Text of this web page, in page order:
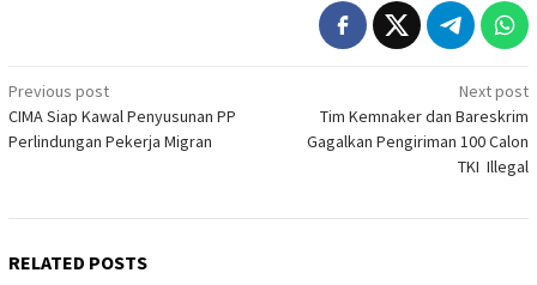
Post
navigation
Previous post
CIMA Siap Kawal Penyusunan PP
Perlindungan Pekerja Migran
Next post
Tim Kemnaker dan Bareskrim
Gagalkan Pengiriman 100 Calon
TKI Illegal
RELATED POSTS